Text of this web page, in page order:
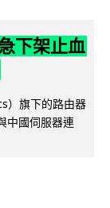
下架止血
）旗下的路由器
中國伺服器連